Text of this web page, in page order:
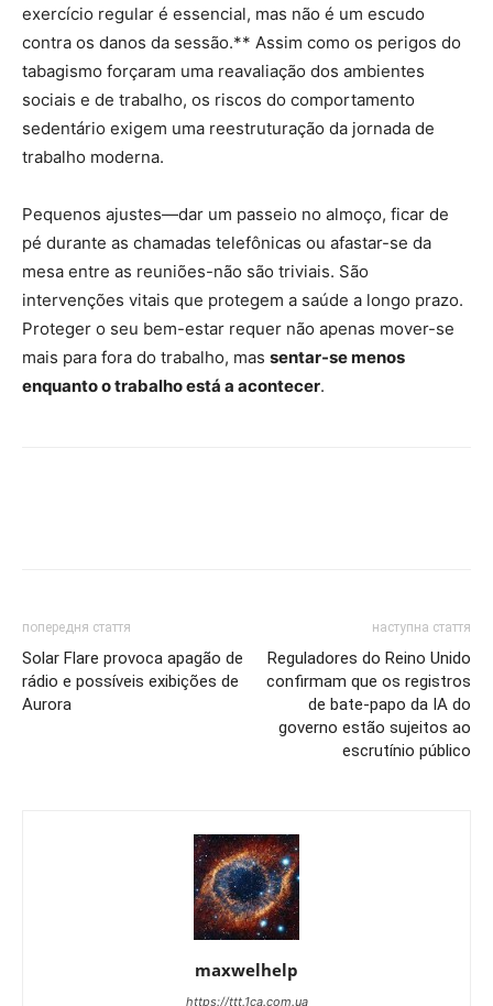
exercício regular é essencial, mas não é um escudo
contra os danos da sessão.** Assim como os perigos do
tabagismo forçaram uma reavaliação dos ambientes
sociais e de trabalho, os riscos do comportamento
sedentário exigem uma reestruturação da jornada de
trabalho moderna.
Pequenos ajustes—dar um passeio no almoço, ficar de
pé durante as chamadas telefônicas ou afastar-se da
mesa entre as reuniões-não são triviais. São
intervenções vitais que protegem a saúde a longo prazo.
Proteger o seu bem-estar requer não apenas mover-se
mais para fora do trabalho, mas sentar-se menos
enquanto o trabalho está a acontecer.
попередня стаття
Solar Flare provoca apagão de
rádio e possíveis exibições de
Aurora
наступна стаття
Reguladores do Reino Unido
confirmam que os registros
de bate-papo da IA do
governo estão sujeitos ao
escrutínio público
maxwelhelp
https://ttt.1ca.com.ua